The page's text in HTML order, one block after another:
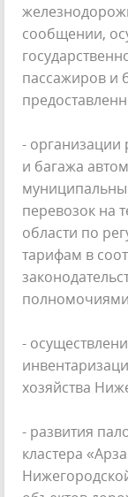
сообщении,
пассажиров и
- организации
и багажа
перевозок на
области по
тарифам в
-
хозяйства
- развития
кластера